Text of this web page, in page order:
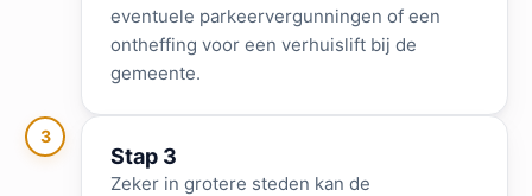
eventuele parkeervergunningen of een
ontheffing voor een verhuislift bij de
gemeente.
3
Stap 3
Zeker in grotere steden kan de